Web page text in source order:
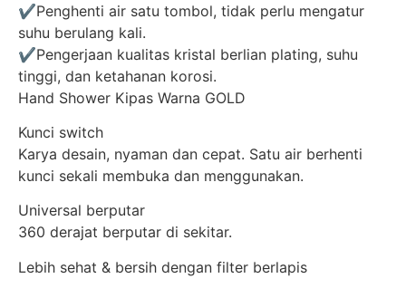
✔️Penghenti air satu tombol, tidak perlu mengatur
suhu berulang kali.
✔️Pengerjaan kualitas kristal berlian plating, suhu
tinggi, dan ketahanan korosi.
Hand Shower Kipas Warna GOLD
Kunci switch
Karya desain, nyaman dan cepat. Satu air berhenti
kunci sekali membuka dan menggunakan.
Universal berputar
360 derajat berputar di sekitar.
Lebih sehat & bersih dengan filter berlapis